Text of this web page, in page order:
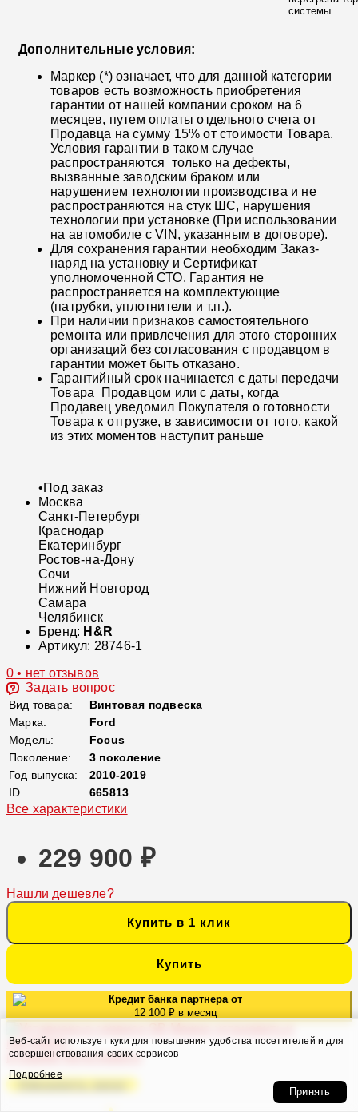
системы.
Дополнительные условия:
Маркер (*) означает, что для данной категории
товаров есть возможность приобретения
гарантии от нашей компании сроком на 6
месяцев, путем оплаты отдельного счета от
Продавца на сумму 15% от стоимости Товара.
Условия гарантии в таком случае
распространяются только на дефекты,
вызванные заводским браком или
нарушением технологии производства и не
распространяются на стук ШС, нарушения
технологии при установке (При использовании
на автомобиле с VIN, указанным в договоре).
Для сохранения гарантии необходим Заказ-
наряд на установку и Сертификат
уполномоченной СТО. Гарантия не
распространяется на комплектующие
(патрубки, уплотнители и т.п.).
При наличии признаков самостоятельного
ремонта или привлечения для этого сторонних
организаций без согласования с продавцом в
гарантии может быть отказано.
Гарантийный срок начинается с даты передачи
Товара Продавцом или с даты, когда
Продавец уведомил Покупателя о готовности
Товара к отгрузке, в зависимости от того, какой
из этих моментов наступит раньше
•Под заказ
Москва
Санкт-Петербург
Краснодар
Екатеринбург
Ростов-на-Дону
Сочи
Нижний Новгород
Самара
Челябинск
Бренд: H&R
Артикул: 28746-1
0 • нет отзывов
Задать вопрос
Вид товара:
Винтовая подвеска
Марка:
Ford
Модель:
Focus
Поколение:
3 поколение
Год выпуска:
2010-2019
ID
665813
Все характеристики
229 900 ₽
Нашли дешевле?
Купить в 1 клик
Купить
Кредит банка партнера от
12 100 ₽ в месяц
настроить
в нашем Автосервисе
Веб-сайт использует куки для повышения удобства посетителей и для
совершенствования своих сервисов
Подробнее
Принять